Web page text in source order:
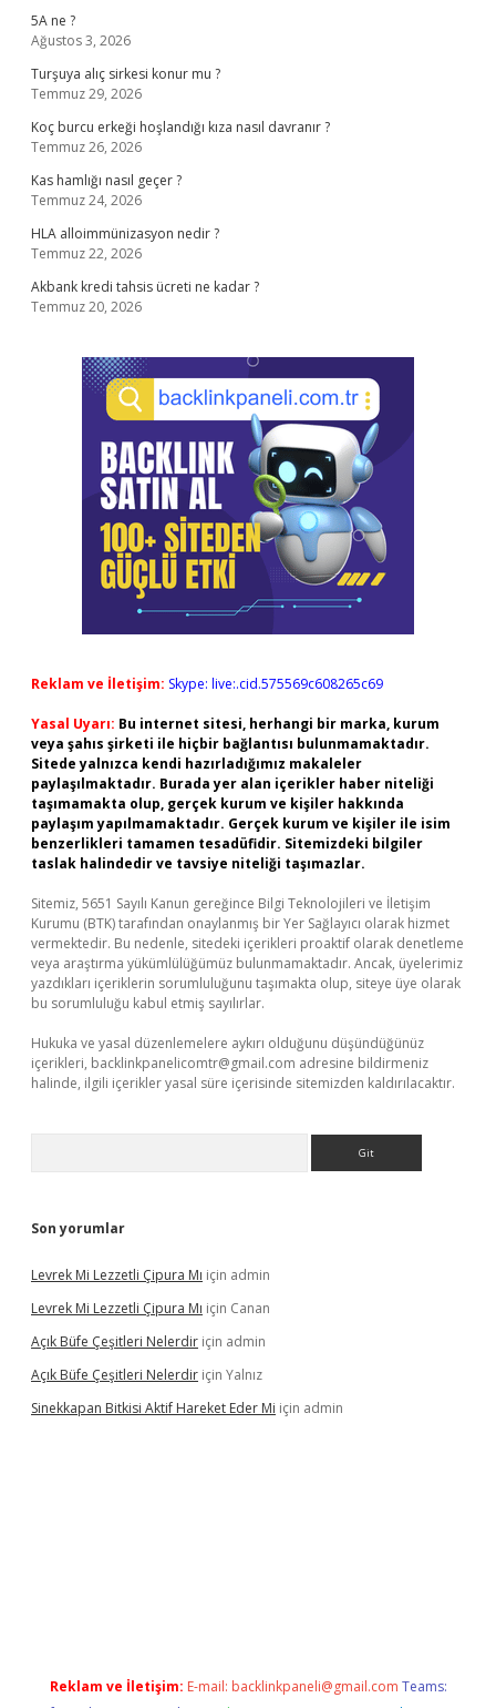
5A ne ?
Ağustos 3, 2026
Turşuya alıç sirkesi konur mu ?
Temmuz 29, 2026
Koç burcu erkeği hoşlandığı kıza nasıl davranır ?
Temmuz 26, 2026
Kas hamlığı nasıl geçer ?
Temmuz 24, 2026
HLA alloimmünizasyon nedir ?
Temmuz 22, 2026
Akbank kredi tahsis ücreti ne kadar ?
Temmuz 20, 2026
Reklam ve İletişim: Skype: live:.cid.575569c608265c69
Yasal Uyarı: Bu internet sitesi, herhangi bir marka, kurum
veya şahıs şirketi ile hiçbir bağlantısı bulunmamaktadır.
Sitede yalnızca kendi hazırladığımız makaleler
paylaşılmaktadır. Burada yer alan içerikler haber niteliği
taşımamakta olup, gerçek kurum ve kişiler hakkında
paylaşım yapılmamaktadır. Gerçek kurum ve kişiler ile isim
benzerlikleri tamamen tesadüfidir. Sitemizdeki bilgiler
taslak halindedir ve tavsiye niteliği taşımazlar.
Sitemiz, 5651 Sayılı Kanun gereğince Bilgi Teknolojileri ve İletişim
Kurumu (BTK) tarafından onaylanmış bir Yer Sağlayıcı olarak hizmet
vermektedir. Bu nedenle, sitedeki içerikleri proaktif olarak denetleme
veya araştırma yükümlülüğümüz bulunmamaktadır. Ancak, üyelerimiz
yazdıkları içeriklerin sorumluluğunu taşımakta olup, siteye üye olarak
bu sorumluluğu kabul etmiş sayılırlar.
Hukuka ve yasal düzenlemelere aykırı olduğunu düşündüğünüz
içerikleri, backlinkpanelicomtr@gmail.com adresine bildirmeniz
halinde, ilgili içerikler yasal süre içerisinde sitemizden kaldırılacaktır.
Son yorumlar
Levrek Mi Lezzetli Çipura Mı için admin
Levrek Mi Lezzetli Çipura Mı için Canan
Açık Büfe Çeşitleri Nelerdir için admin
Açık Büfe Çeşitleri Nelerdir için Yalnız
Sinekkapan Bitkisi Aktif Hareket Eder Mi için admin
Reklam ve İletişim: E-mail: backlinkpaneli@gmail.com Teams: